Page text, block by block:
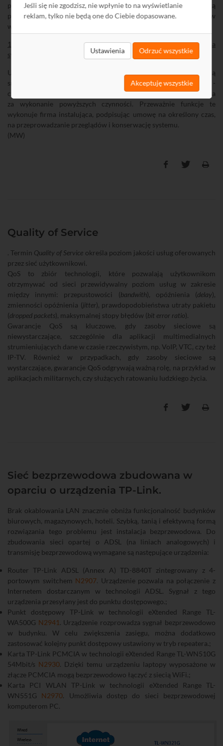
Jeśli się nie zgodzisz, nie wpłynie to na wyświetlanie
reklam, tylko nie będą one do Ciebie dopasowane.
Ustawienia Odrzuć wszystkie
Akceptuję wszystkie
pisemnej instrukcji obsługi systemu, zapoznaniu z diagnostyką
prostych uszkodzeń, oraz istotnymi informacjami systemowymi w
wypadku awarii.
12. W jakiej formie i przez kogo ma być prowadzona konserwacja
systemu?
Urządzenia mechaniczne z elementami ruchomymi wymagają
smarowania, obudowy - sprawdzenia szczelności, obiektywy -
czyszczenia. Istotne jest aby jednoznacznie ustalić, kto odpowiada
za wykonanie powyższych czynności. Przeważnie funkcje te
wykonuje firma instalująca, podpisując umowę na określony czas,
na przeprowadzanie przeglądów i konserwację systemu.
(MW)
Quality of Service
. Termin Quality of Service określa poziom jakości usług oferowanych
przez sieć użytkownikowi.
QoS to zbiór technologii, które pozwalają użytkownikom
otrzymywać od sieci przewidywalny poziom usług w zakresie
między innymi: przepustowości (bandwith), opóźnienia (delay),
zmienności opóźnienia (jitter), prawdopodobieństwa utraty pakietu
(dropped packets), maksymalnej stopy błędów (bit error ratio).
Gwarancje QoS są kluczowe, gdy zasoby sieciowe są
niewystarczające, szczególnie dla aplikacji multimedialnych
strumieniujących dane w czasie rzeczywistym, np. VoIP, VTC, czy też
IP-TV. Również w przypadkach, gdy zasoby sieciowe są
wystarczające, gwarancje QoS odgrywają ważną rolę, na przykład w
aplikacjach militarnych, czy służących ratowaniu ludzkiego życia.
Sieć bezprzewodowa zbudowana w
oparciu o urządzenia TP-Link.
Brak okablowania LAN znacznie obniża funkcjonalność budynków
biurowych, magazynowych, hoteli. Szybką, tanią i efektywną formą
rozwiązania tego problemu jest instalacja bezprzewodowa. Do
zbudowania sieci opartej o ADSL (na liniach analogowych) i
transmisję bezprzewodową wymagane są następujące urządzenia:
Router TP-Link ADSL (Annex A) TD-8840T zintegrowany z 4-
portowym switchem N2907. Urządzenie pozwala na połączenie z
Internetem dostarczanym w technologii ADSL. Sygnał z tego
urządzenia przesyłany jest do punktu dostępowego.;
Punkt dostępowy TP-Link w technologii eXtended Range TL-
WA500G N2941 . Urządzenie rozprowadza sygnał bezprzewodowo
w budynku. W celu zwiększenia zasięgu, można dodatkowo
zastosować kolejny punkt dostępowy ustawiony w tryb repeatera.;
Karta TP-Link PCMCIA w technologii eXtended Range TL-WN510G
54Mbit/s N2930. Dzięki temu urządzeniu laptopy wyposażone w
złącze PCMCIA mogą bezprzewodowo łączyć z siecią WiFi.;
Karta PCI WLAN TP-Link w technologii eXtended Range TL-
WN551G N2970. Umożliwia dostęp do sieci bezprzewodowej
komputerom PC.